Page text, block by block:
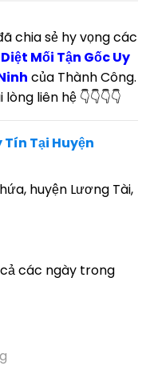
chia sẻ hy vọng các
Mối Tận Gốc Uy
của Thành Công.
liên hệ 👇👇👇👇
Tín Tại Huyện
huyện Lương Tài,
các ngày trong